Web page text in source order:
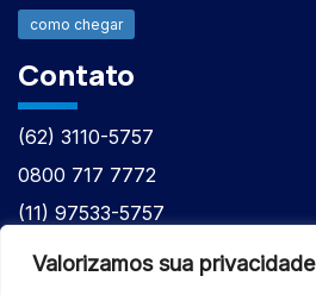
Valorizamos sua privacidade
como chegar
Contato
(62) 3110-5757
0800 717 7772
(11) 97533-5757
(62) 98610-7777